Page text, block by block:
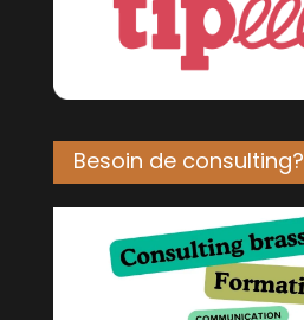
Besoin de consulting?